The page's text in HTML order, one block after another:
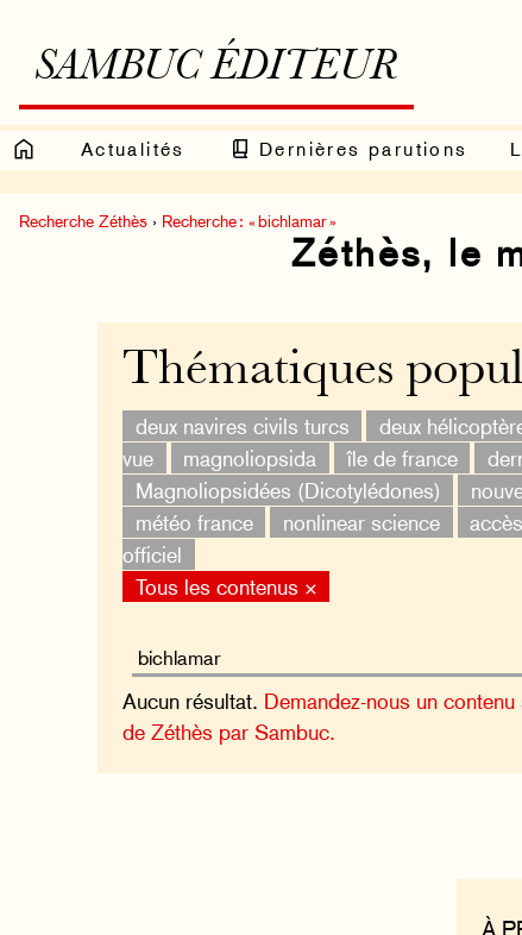
SAMBUC ÉDITEUR
Actualités Dernières parutions
Recherche Zéthès › Recherche : « bichlamar »
Zéthès, le
Thématiques
deux navires civils turcs deux
vue
magnoliopsida île de france
Magnoliopsidées (Dicotylédones)
météo france
nonlinear science
officiel
Tous les contenus ×
Aucun résultat. Demandez-nous un
de Zéthès par Sambuc.
À